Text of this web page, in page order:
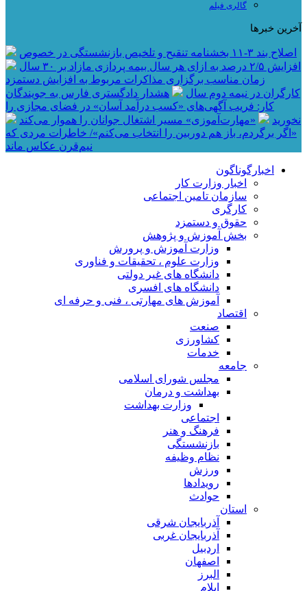
گالری فیلم
آخرین خبرها
اصلاح بند ۳‏-۱۱ بخشنامه تنقیح و تلخیص بازنشستگی در خصوص
افزایش ۵‏‏‏‏‏‏‏‏‏/۲ درصد به ازای هر سال بیمه پردازی مازاد بر ۳۰‏ سال
زمان مناسب برگزاری مذاکرات مربوط به افزایش دستمزد
کارگران در نیمه دوم سال
هشدار دادگستری فارس به جویندگان
کار: فریب آگهی‌های «کسب درآمد آسان» در فضای مجازی را
نخورید
«مهارت‌آموزی» مسیر اشتغال جوانان را هموار می‌کند
«اگر برگردم، باز هم دوربین را انتخاب می‌کنم»/ خاطرات مردی که
نیم‌قرن عکاس ماند
اخبارگوناگون
اخبار وزارت کار
سازمان تامین اجتماعی
کارگری
حقوق و دستمزد
بخش آموزش و پژوهش
وزارت آموزش و پرورش
وزارت علوم ، تحقیقات و فناوری
دانشگاه های غیر دولتی
دانشگاه های افسری
آموزش های مهارتی ، فنی و حرفه ای
اقتصاد
صنعت
کشاورزی
خدمات
جامعه
مجلس شورای اسلامی
بهداشت و درمان
وزارت بهداشت
اجتماعی
فرهنگ و هنر
بازنشستگی
نظام وظیفه
ورزش
رویدادها
حوادث
استان
آذربایجان شرقی
آذربایجان غربی
اردبیل
اصفهان
البرز
ایلام